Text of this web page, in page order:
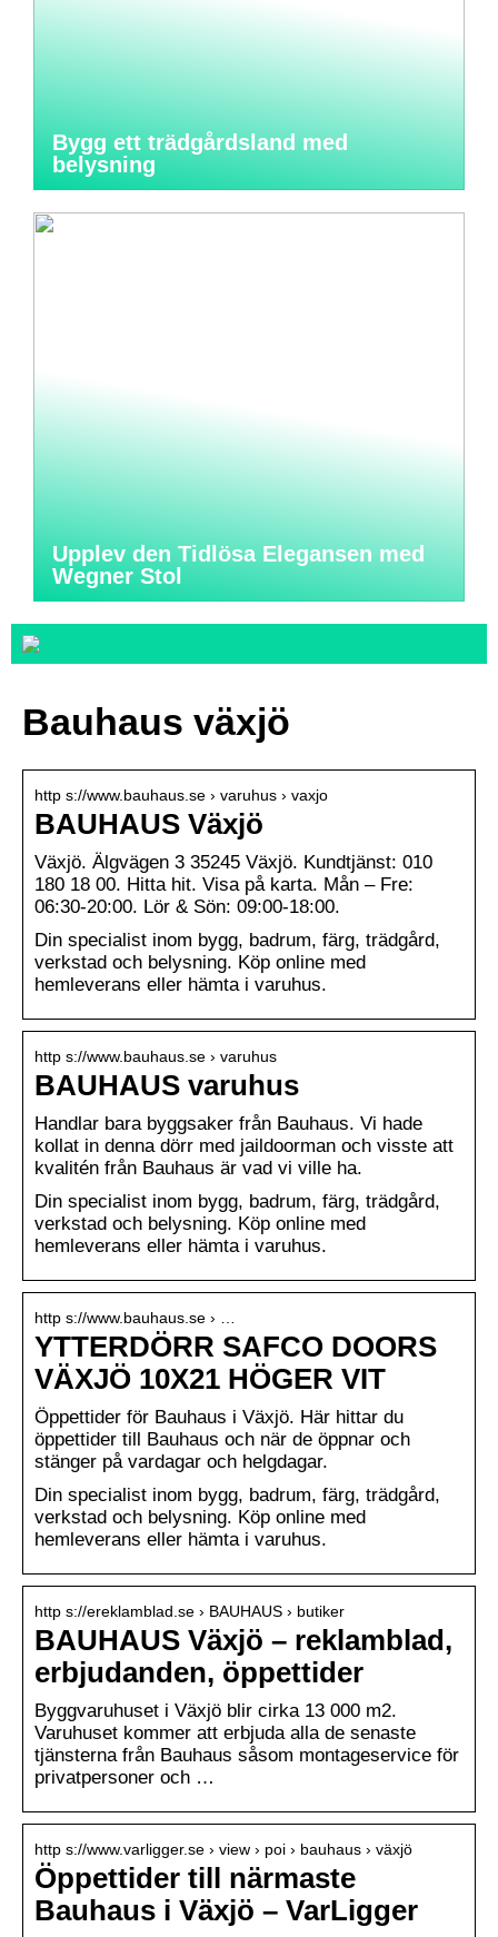
Bygg ett trädgårdsland med
belysning
Upplev den Tidlösa Elegansen med
Wegner Stol
Bauhaus växjö
http s://www.bauhaus.se › varuhus › vaxjo
BAUHAUS Växjö
Växjö. Älgvägen 3 35245 Växjö. Kundtjänst: 010
180 18 00. Hitta hit. Visa på karta. Mån – Fre:
06:30-20:00. Lör & Sön: 09:00-18:00.
Din specialist inom bygg, badrum, färg, trädgård,
verkstad och belysning. Köp online med
hemleverans eller hämta i varuhus.
http s://www.bauhaus.se › varuhus
BAUHAUS varuhus
Handlar bara byggsaker från Bauhaus. Vi hade
kollat in denna dörr med jaildoorman och visste att
kvalitén från Bauhaus är vad vi ville ha.
Din specialist inom bygg, badrum, färg, trädgård,
verkstad och belysning. Köp online med
hemleverans eller hämta i varuhus.
http s://www.bauhaus.se › …
YTTERDÖRR SAFCO DOORS
VÄXJÖ 10X21 HÖGER VIT
Öppettider för Bauhaus i Växjö. Här hittar du
öppettider till Bauhaus och när de öppnar och
stänger på vardagar och helgdagar.
Din specialist inom bygg, badrum, färg, trädgård,
verkstad och belysning. Köp online med
hemleverans eller hämta i varuhus.
http s://ereklamblad.se › BAUHAUS › butiker
BAUHAUS Växjö – reklamblad,
erbjudanden, öppettider
Byggvaruhuset i Växjö blir cirka 13 000 m2.
Varuhuset kommer att erbjuda alla de senaste
tjänsterna från Bauhaus såsom montageservice för
privatpersoner och …
http s://www.varligger.se › view › poi › bauhaus › växjö
Öppettider till närmaste
Bauhaus i Växjö – VarLigger